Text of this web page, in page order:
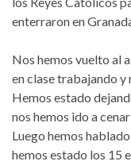
enterraron en
Nos hemos vuelto al
en clase trabajando y
Hemos estado
nos hemos ido a
Luego hemos
hemos estado los 15